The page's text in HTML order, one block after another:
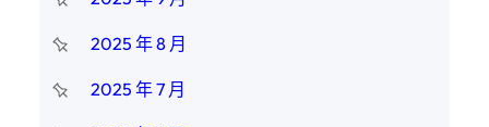
2025 年 8 月
2025 年 7 月